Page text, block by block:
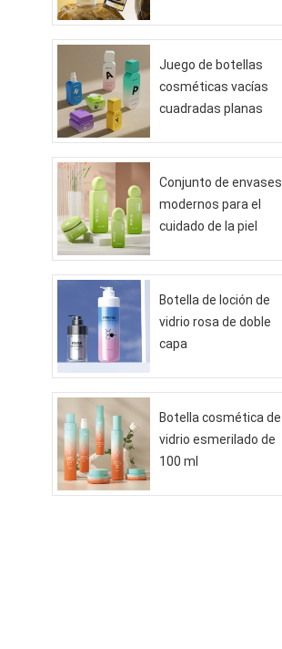
Juego de botellas
cosméticas vacías
cuadradas planas
Conjunto de envases
modernos para el
cuidado de la piel
Botella de loción de
vidrio rosa de doble
capa
Botella cosmética de
vidrio esmerilado de
100 ml